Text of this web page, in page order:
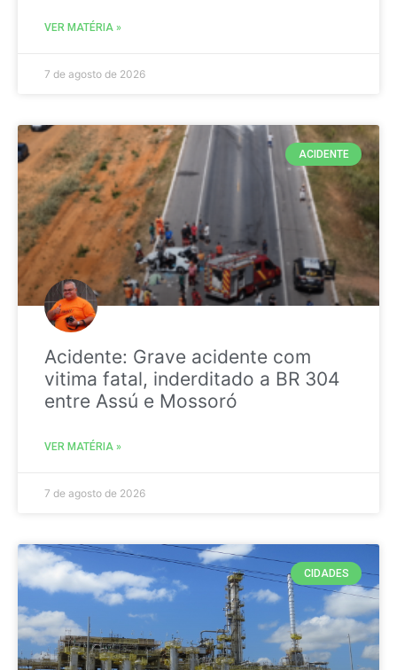
VER MATÉRIA »
7 de agosto de 2026
ACIDENTE
Acidente: Grave acidente com
vitima fatal, inderditado a BR 304
entre Assú e Mossoró
VER MATÉRIA »
7 de agosto de 2026
CIDADES